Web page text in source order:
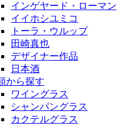
インゲヤード・ローマン
イイホシユミコ
トーラ・ウルップ
田崎真也
デザイナー作品
日本酒
から探す
ワイングラス
シャンパングラス
カクテルグラス